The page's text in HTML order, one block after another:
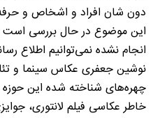
دون شان افراد و اشخاص و
این موضوع در حال بررسی است
انجام نشده نمی‌توانیم اطلاع
نوشین جعفری عکاس سینما و
چهره‌های شناخته شده این
خاطر عکاسی فیلم لانتوری،